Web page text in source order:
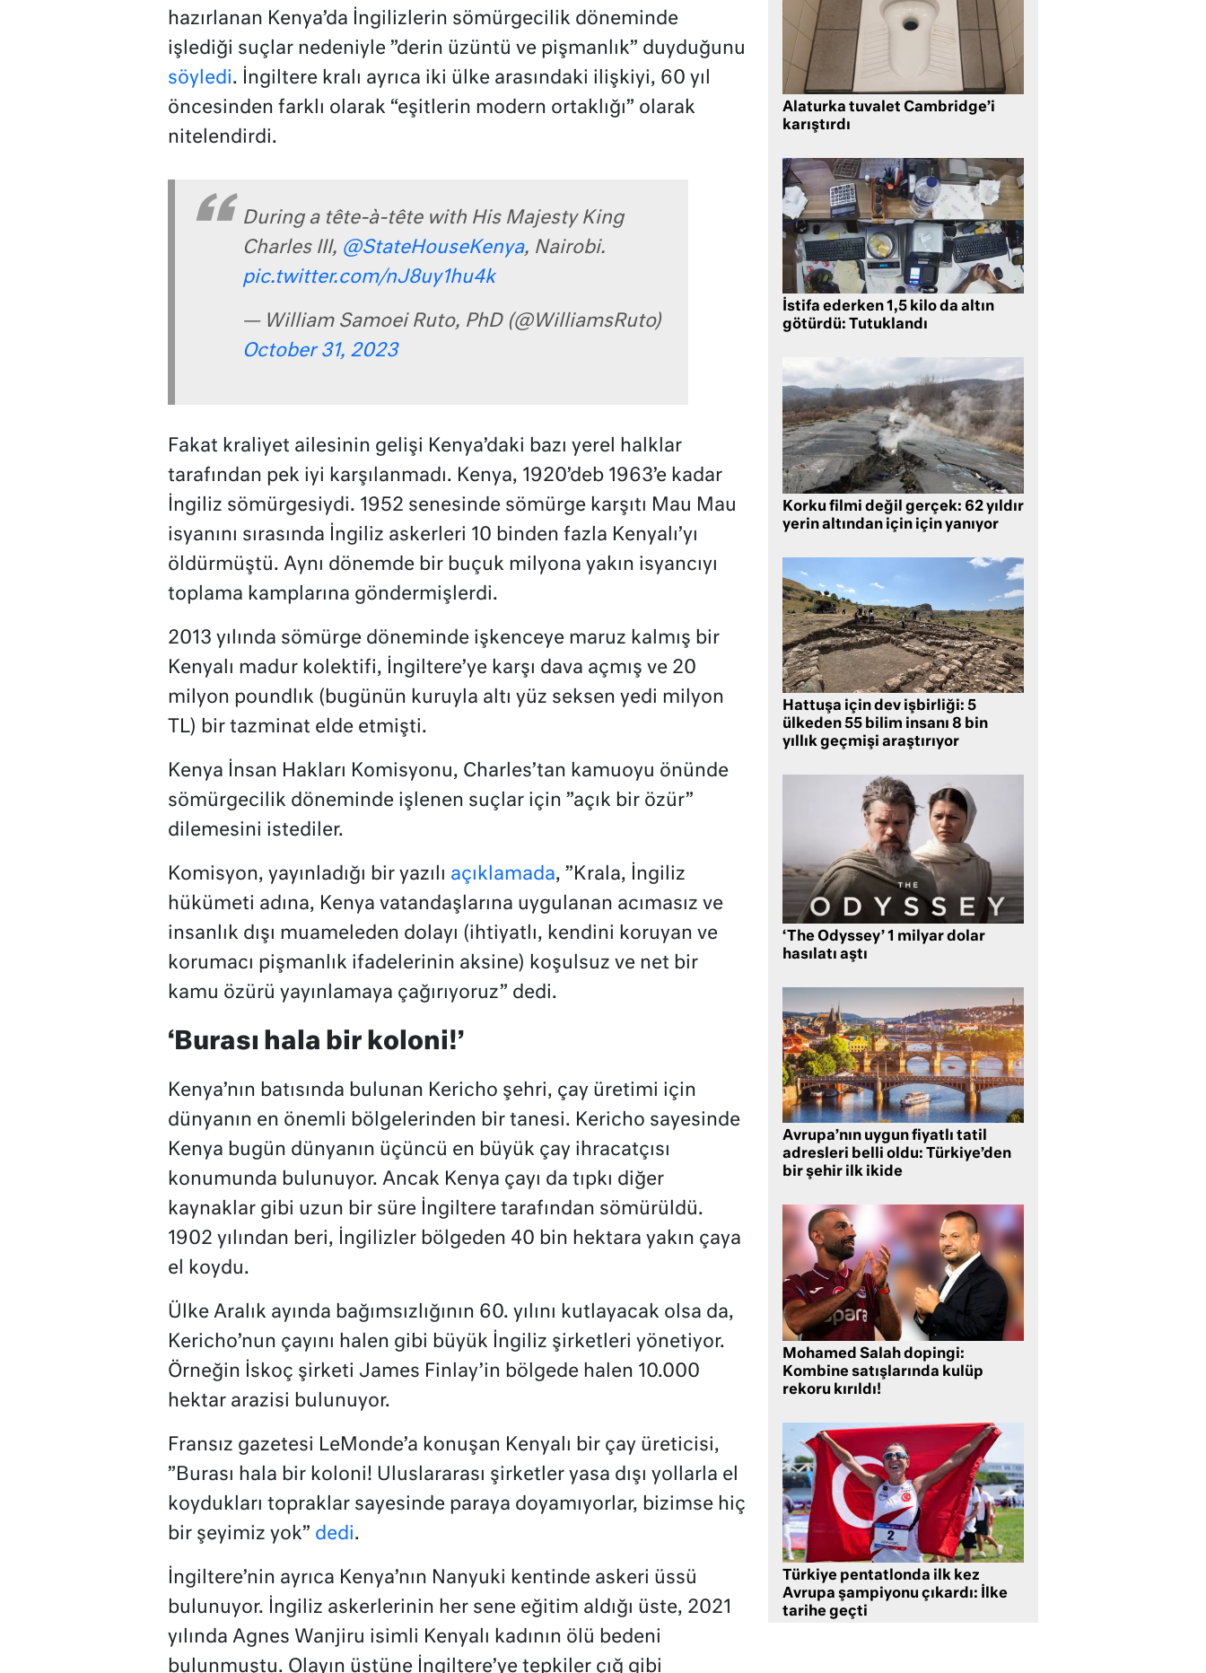
hazırlanan Kenya’da İngilizlerin sömürgecilik döneminde
işlediği suçlar nedeniyle ”derin üzüntü ve pişmanlık” duyduğunu
söyledi. İngiltere kralı ayrıca iki ülke arasındaki ilişkiyi, 60 yıl
öncesinden farklı olarak “eşitlerin modern ortaklığı” olarak
nitelendirdi.
During a tête-à-tête with His Majesty King
Charles III, @StateHouseKenya, Nairobi.
pic.twitter.com/nJ8uy1hu4k
— William Samoei Ruto, PhD (@WilliamsRuto)
October 31, 2023
Fakat kraliyet ailesinin gelişi Kenya’daki bazı yerel halklar
tarafından pek iyi karşılanmadı. Kenya, 1920’deb 1963’e kadar
İngiliz sömürgesiydi. 1952 senesinde sömürge karşıtı Mau Mau
isyanını sırasında İngiliz askerleri 10 binden fazla Kenyalı’yı
öldürmüştü. Aynı dönemde bir buçuk milyona yakın isyancıyı
toplama kamplarına göndermişlerdi.
2013 yılında sömürge döneminde işkenceye maruz kalmış bir
Kenyalı madur kolektifi, İngiltere’ye karşı dava açmış ve 20
milyon poundlık (bugünün kuruyla altı yüz seksen yedi milyon
TL) bir tazminat elde etmişti.
Kenya İnsan Hakları Komisyonu, Charles’tan kamuoyu önünde
sömürgecilik döneminde işlenen suçlar için ”açık bir özür”
dilemesini istediler.
Komisyon, yayınladığı bir yazılı açıklamada, ”Krala, İngiliz
hükümeti adına, Kenya vatandaşlarına uygulanan acımasız ve
insanlık dışı muameleden dolayı (ihtiyatlı, kendini koruyan ve
korumacı pişmanlık ifadelerinin aksine) koşulsuz ve net bir
kamu özürü yayınlamaya çağırıyoruz” dedi.
‘Burası hala bir koloni!’
Kenya’nın batısında bulunan Kericho şehri, çay üretimi için
dünyanın en önemli bölgelerinden bir tanesi. Kericho sayesinde
Kenya bugün dünyanın üçüncü en büyük çay ihracatçısı
konumunda bulunuyor. Ancak Kenya çayı da tıpkı diğer
kaynaklar gibi uzun bir süre İngiltere tarafından sömürüldü.
1902 yılından beri, İngilizler bölgeden 40 bin hektara yakın çaya
el koydu.
Ülke Aralık ayında bağımsızlığının 60. yılını kutlayacak olsa da,
Kericho’nun çayını halen gibi büyük İngiliz şirketleri yönetiyor.
Örneğin İskoç şirketi James Finlay’in bölgede halen 10.000
hektar arazisi bulunuyor.
Fransız gazetesi LeMonde’a konuşan Kenyalı bir çay üreticisi,
”Burası hala bir koloni! Uluslararası şirketler yasa dışı yollarla el
koydukları topraklar sayesinde paraya doyamıyorlar, bizimse hiç
bir şeyimiz yok” dedi.
İngiltere’nin ayrıca Kenya’nın Nanyuki kentinde askeri üssü
bulunuyor. İngiliz askerlerinin her sene eğitim aldığı üste, 2021
yılında Agnes Wanjiru isimli Kenyalı kadının ölü bedeni
bulunmuştu. Olayın üstüne İngiltere’ye tepkiler çığ gibi
Alaturka tuvalet Cambridge’i
karıştırdı
İstifa ederken 1,5 kilo da altın
götürdü: Tutuklandı
Korku filmi değil gerçek: 62 yıldır
yerin altından için için yanıyor
Hattuşa için dev işbirliği: 5
ülkeden 55 bilim insanı 8 bin
yıllık geçmişi araştırıyor
‘The Odyssey’ 1 milyar dolar
hasılatı aştı
Avrupa’nın uygun fiyatlı tatil
adresleri belli oldu: Türkiye’den
bir şehir ilk ikide
Mohamed Salah dopingi:
Kombine satışlarında kulüp
rekoru kırıldı!
Türkiye pentatlonda ilk kez
Avrupa şampiyonu çıkardı: İlke
tarihe geçti